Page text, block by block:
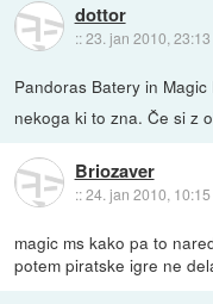
dottor
::23. jan 2010, 23:13
Pandoras Batery in
nekoga ki to zna. Če si z
Briozaver
::24. jan 2010, 10:15
magic ms kako pa to
potem piratske igre ne